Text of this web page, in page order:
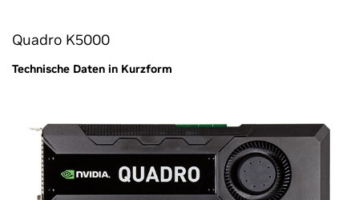
Quadro K5000
Technische Daten in Kurzform